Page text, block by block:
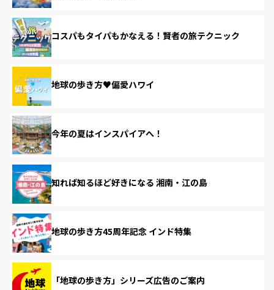
コスパもタイパもかなえる！賢者の旅テクニック
地球の歩き方♥偏愛ハワイ
今年の夏はインスパイアへ！
知れば知るほど好きになる 湘南・江の島
地球の歩き方45周年記念 インド特集
「地球の歩き方」シリーズ広告のご案内